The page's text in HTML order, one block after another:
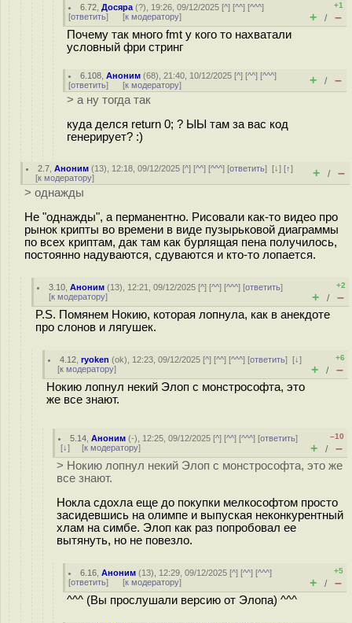
6.72 ,Досяра (?), 19:26, 09/12/2025 [^] [^^] [^^^]
[ответить] [к модератору]
+1
+ / –
Почему так много fmt у кого то нахватали
условный фри стринг
6.108 ,Аноним (68), 21:40, 10/12/2025 [^] [^^] [^^^]
[ответить] [к модератору] + / –
> а ну тогда так
куда делся return 0; ? ЫЫ там за вас код
генерирует? :)
2.7 ,Аноним (13), 12:18, 09/12/2025 [^] [^^] [^^^] [ответить][↓] [↑]
[к модератору] + / –
> однажды
Не "однажды", а перманентно. Рисовали как-то видео про
рынок крипты во времени в виде пузырьковой диаграммы
по всех криптам, дак там как бурлящая пена получилось,
постоянно надуваются, сдуваются и кто-то лопается.
3.10 ,Аноним (13), 12:21, 09/12/2025 [^] [^^] [^^^] [ответить]
[к модератору]
+2
+ / –
P.S. Помянем Нокию, которая лопнула, как в анекдоте
про слонов и лягушек.
4.12 ,ryoken (ok), 12:23, 09/12/2025 [^] [^^] [^^^] [ответить][↓]
[к модератору]
+6
+ / –
Нокию лопнул некий Элоп с монстрософта, это
же все знают.
5.14 ,Аноним (-), 12:25, 09/12/2025 [^] [^^] [^^^] [ответить]
[↓] [к модератору]
–10
+ / –
> Нокию лопнул некий Элоп с монстрософта, это же
все знают.
Нокла сдохла еще до покупки мелкософтом просто
засидевшись на олимпе и выпуская неконкурентный
хлам на симбе. Элоп как раз попробовал ее
вытянуть, но не повезло.
6.16 ,Аноним (13), 12:29, 09/12/2025 [^] [^^] [^^^]
[ответить] [к модератору]
+5
+ / –
^^^ (Вы прослушали версию от Элопа) ^^^